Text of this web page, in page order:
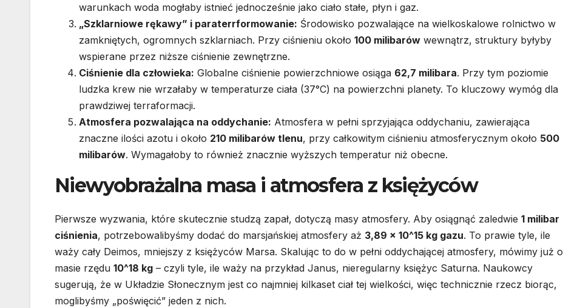
warunkach woda mogłaby istnieć jednocześnie jako ciało stałe, płyn i gaz.
„Szklarniowe rękawy” i paraterrformowanie: Środowisko pozwalające na wielkoskalowe rolnictwo w
zamkniętych, ogromnych szklarniach. Przy ciśnieniu około 100 milibarów wewnątrz, struktury byłyby
wspierane przez niższe ciśnienie zewnętrzne.
Ciśnienie dla człowieka: Globalne ciśnienie powierzchniowe osiąga 62,7 milibara. Przy tym poziomie
ludzka krew nie wrzałaby w temperaturze ciała (37°C) na powierzchni planety. To kluczowy wymóg dla
prawdziwej terraformacji.
Atmosfera pozwalająca na oddychanie: Atmosfera w pełni sprzyjająca oddychaniu, zawierająca
znaczne ilości azotu i około 210 milibarów tlenu, przy całkowitym ciśnieniu atmosferycznym około 500
milibarów. Wymagałoby to również znacznie wyższych temperatur niż obecne.
Niewyobrażalna masa i atmosfera z księżyców
Pierwsze wyzwania, które skutecznie studzą zapał, dotyczą masy atmosfery. Aby osiągnąć zaledwie 1 milibar
ciśnienia, potrzebowalibyśmy dodać do marsjańskiej atmosfery aż 3,89 x 10^15 kg gazu. To prawie tyle, ile
waży cały Deimos, mniejszy z księżyców Marsa. Skalując to do w pełni oddychającej atmosfery, mówimy już o
masie rzędu 10^18 kg – czyli tyle, ile waży na przykład Janus, nieregularny księżyc Saturna. Naukowcy
sugerują, że w Układzie Słonecznym jest co najmniej kilkaset ciał tej wielkości, więc technicznie rzecz biorąc,
moglibyśmy „poświęcić” jeden z nich.